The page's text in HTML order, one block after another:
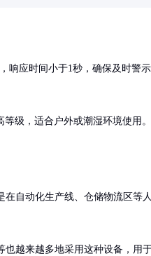
响应时间小于1秒，确保及时警
等级，适合户外或潮湿环境使
在自动化生产线、仓储物流区等
也越来越多地采用这种设备，用